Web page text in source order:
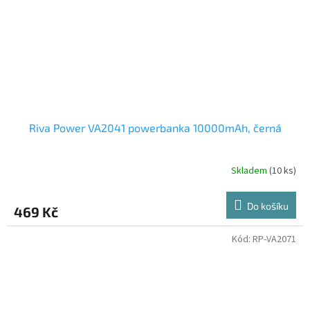
Riva Power VA2041 powerbanka 10000mAh, černá
Skladem (10 ks)
469 Kč Do košíku
Kód: RP-VA2071